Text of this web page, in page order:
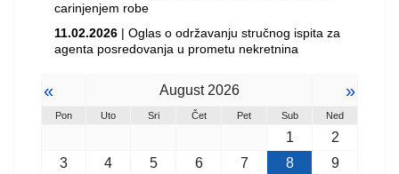
carinjenjem robe
11.02.2026 | Oglas o održavanju stručnog ispita za
agenta posredovanja u prometu nekretnina
« August 2026 »
Pon Uto Sri Čet Pet Sub Ned
1
2
3
4 5 6 7 8
9